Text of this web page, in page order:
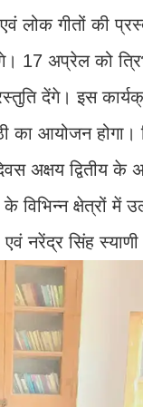
लोक गीतों की
17 अप्रेल को
देंगे। इस
का आयोजन होगा।
अक्षय द्वितीय
क्षेत्रों में
नरेंद्र सिंह